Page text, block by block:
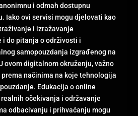
i odmah dostupnu
Iako ovi servisi mogu djelovati kao
i izražavanje
i do pitanja o održivosti i
samopouzdanja izgrađenog na
ovom digitalnom okruženju, važno
načinima na koje tehnologija
Edukacija o online
očekivanja i održavanje
odbacivanju i prihvaćanju mogu